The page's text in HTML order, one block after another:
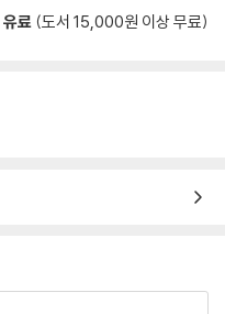
유료 (도서 15,000원 이상 무료)